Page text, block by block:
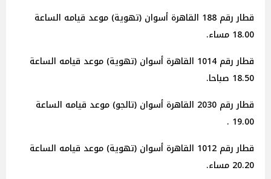
قطار رقم 188 القاهرة أسوان (تهوية) موعد قيامه الساعة
18.00 مساء.
قطار رقم 1014 القاهرة أسوان (تهوية) موعد قيامه الساعة
18.50 صباحا.
قطار رقم 2030 القاهرة أسوان (تالجو) موعد قيامه الساعة
19.00 .
قطار رقم 1012 القاهرة أسوان (تهوية) موعد قيامه الساعة
20.20 مساء.